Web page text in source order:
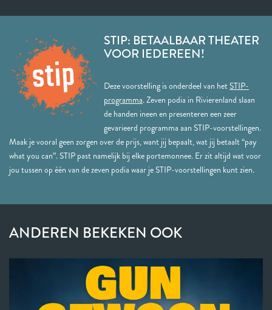
STIP: BETAALBAAR THEATER
VOOR IEDEREEN!
Deze voorstelling is onderdeel van hetSTIP-
programma. Zeven podia in Rivierenland slaan
de handen ineen en presenteren een zeer
gevarieerd programma aan STIP-voorstellingen.
Maak je vooral geen zorgen over de prijs, want jij bepaalt, wat jij betaalt “pay
what you can”. STIP past namelijk bij elke portemonnee. Er zit altijd wat voor
jou tussen op één van de zeven podia waar je STIP-voorstellingen kunt zien.
ANDEREN BEKEKEN OOK